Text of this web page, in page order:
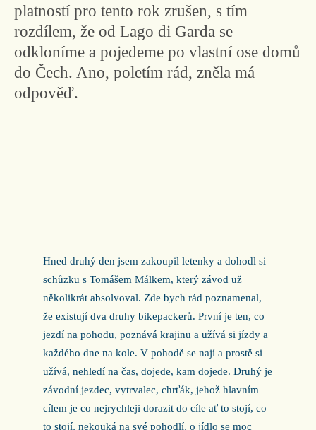
platností pro tento rok zrušen, s tím
rozdílem, že od Lago di Garda se
odkloníme a pojedeme po vlastní ose domů
do Čech. Ano, poletím rád, zněla má
odpověď.
Hned druhý den jsem zakoupil letenky a dohodl si
schůzku s Tomášem Málkem, který závod už
několikrát absolvoval. Zde bych rád poznamenal,
že existují dva druhy bikepackerů. První je ten, co
jezdí na pohodu, poznává krajinu a užívá si jízdy a
každého dne na kole. V pohodě se nají a prostě si
užívá, nehledí na čas, dojede, kam dojede. Druhý je
závodní jezdec, vytrvalec, chrťák, jehož hlavním
cílem je co nejrychleji dorazit do cíle ať to stojí, co
to stojí, nekouká na své pohodlí, o jídlo se moc